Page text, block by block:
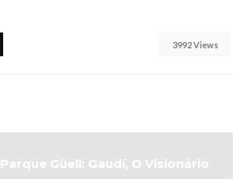
3992 Views
Parque Güell: Gaudí, O Visionário